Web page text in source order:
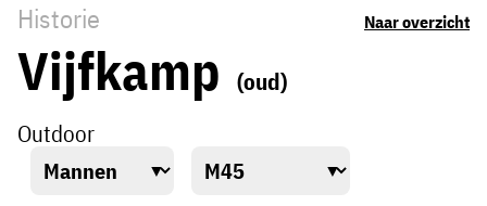
Historie Naar overzicht
Vijfkamp
(oud)
Outdoor